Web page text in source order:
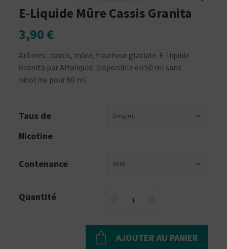
E-Liquide Mûre Cassis Granita
3,90 €
Arômes : cassis, mûre, fraicheur glaciale. E-liquide
Granita par Alfaliquid. Disponible en 50 ml sans
nicotine pour 60 ml.
Taux de
Nicotine
0 mg/ml
Contenance 50 ML
Quantité
AJOUTER AU PANIER